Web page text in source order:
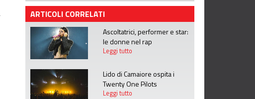
ARTICOLI CORRELATI
Ascoltatrici, performer e star:
le donne nel rap
Leggi tutto
Lido di Camaiore ospita i
Twenty One Pilots
Leggi tutto